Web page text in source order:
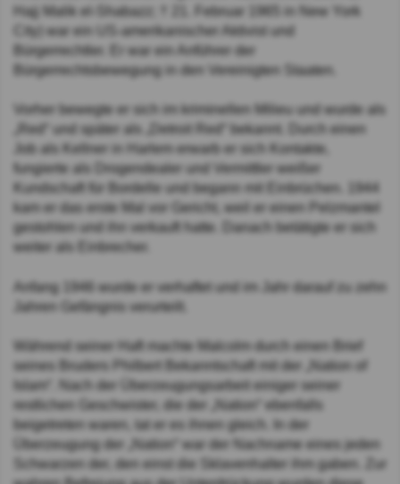
Hajj Malik el-Shabazz; † 21. Februar 1965 in New York
City) war ein US-amerikanischer Aktivist und
Bürgerrechtler. Er war ein Anführer der
Bürgerrechtsbewegung in den Vereinigten Staaten.
Vorher bewegte er sich im kriminellen Milieu und wurde als
„Red“ und später als „Detroit Red“ bekannt. Durch einen
Job als Kellner in Harlem erwarb er sich Kontakte,
fungierte als Drogendealer und Vermittler weißer
Kundschaft für Bordelle und begann mit Einbrüchen. 1944
kam er das erste Mal vor Gericht, weil er einen Pelzmantel
gestohlen und ihn verkauft hatte. Danach betätigte er sich
weiter als Einbrecher.
Anfang 1946 wurde er verhaftet und im Jahr darauf zu zehn
Jahren Gefängnis verurteilt.
Während seiner Haft machte Malcolm durch einen Brief
seines Bruders Philbert Bekanntschaft mit der „Nation of
Islam“. Nach der Überzeugungsarbeit einiger seiner
restlichen Geschwister, die der „Nation“ ebenfalls
beigetreten waren, tat er es ihnen gleich. In der
Überzeugung der „Nation“ war der Nachname eines jeden
Schwarzen der, den einst die Sklavenhalter ihm gaben. Zur